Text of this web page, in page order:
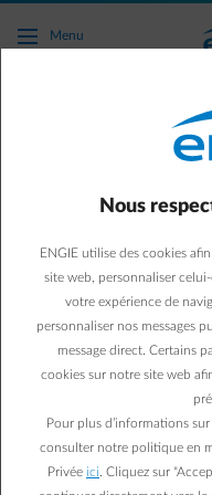
Accéder au contenu
Menu
Mieux
acompte à l'aide
Pourquoi dois-je
Comment est
Pourquoi ne
Nous
ENGIE utilise des cookies
site web, personnaliser
votre expérience de
personnaliser nos messages
message direct. Certains
cookies sur notre site web
Pour plus d’informations
consulter notre politique en
Privée ici . Cliquez sur